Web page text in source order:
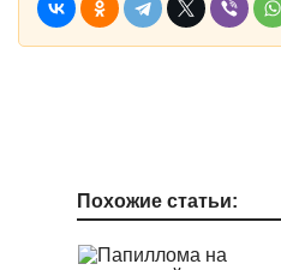
Похожие статьи: